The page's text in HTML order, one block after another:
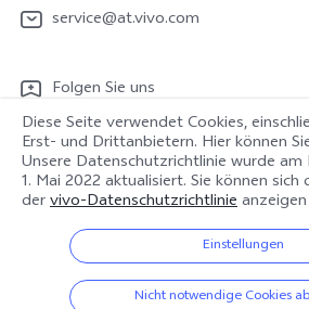
Log aktualisieren
LUTs für Log-Wiederherstellung
service@at.vivo.com
Folgen Sie uns
Österreich | Land/Region
© 2026 vivo Mobile Communication Co., Ltd.
Diese Seite verwendet Cookies,
Erst- und Drittanbietern. Hier können
Unsere Datenschutzrichtlinie wurde am
1. Mai 2022 aktualisiert. Sie können sich
dervivo-Datenschutzrichtlinie
Einstellungen
Nicht notwendige Cookies